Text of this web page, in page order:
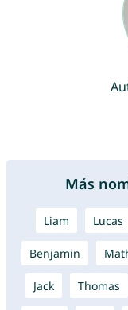
Más
Liam Lucas
Benjamin
Jack Thomas